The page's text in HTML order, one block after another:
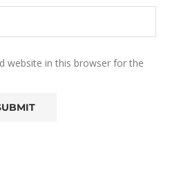
website in this browser for the